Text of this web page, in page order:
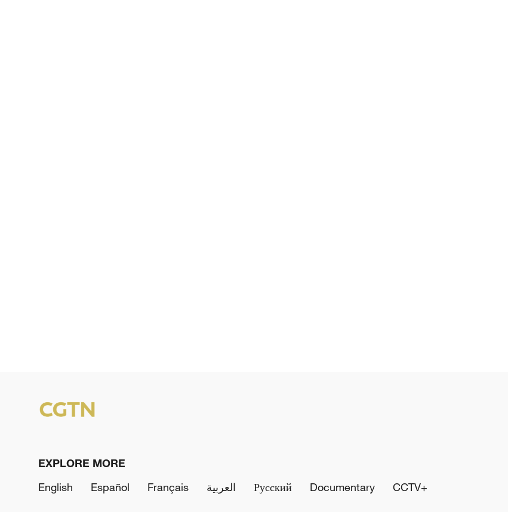
EXPLORE MORE
English
Español Français العربية Русский Documentary CCTV+